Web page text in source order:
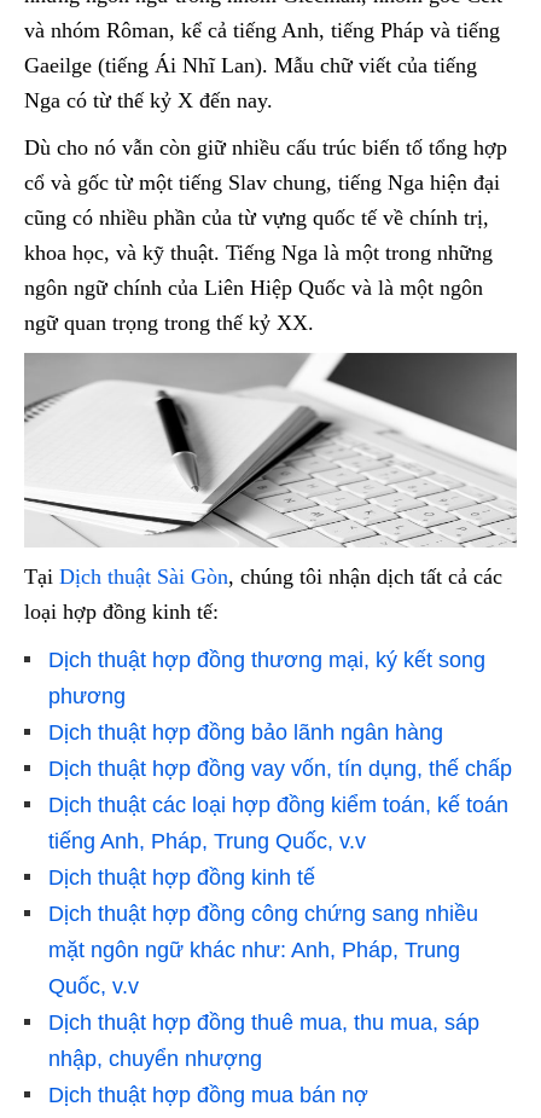
và nhóm Rôman, kể cả tiếng Anh, tiếng Pháp và tiếng
Gaeilge (tiếng Ái Nhĩ Lan). Mẫu chữ viết của tiếng
Nga có từ thế kỷ X đến nay.
Dù cho nó vẫn còn giữ nhiều cấu trúc biến tố tổng hợp
cổ và gốc từ một tiếng Slav chung, tiếng Nga hiện đại
cũng có nhiều phần của từ vựng quốc tế về chính trị,
khoa học, và kỹ thuật. Tiếng Nga là một trong những
ngôn ngữ chính của Liên Hiệp Quốc và là một ngôn
ngữ quan trọng trong thế kỷ XX.
Tại Dịch thuật Sài Gòn, chúng tôi nhận dịch tất cả các
loại hợp đồng kinh tế:
Dịch thuật hợp đồng thương mại, ký kết song
phương
Dịch thuật hợp đồng bảo lãnh ngân hàng
Dịch thuật hợp đồng vay vốn, tín dụng, thế chấp
Dịch thuật các loại hợp đồng kiểm toán, kế toán
tiếng Anh, Pháp, Trung Quốc, v.v
Dịch thuật hợp đồng kinh tế
Dịch thuật hợp đồng công chứng sang nhiều
mặt ngôn ngữ khác như: Anh, Pháp, Trung
Quốc, v.v
Dịch thuật hợp đồng thuê mua, thu mua, sáp
nhập, chuyển nhượng
Dịch thuật hợp đồng mua bán nợ